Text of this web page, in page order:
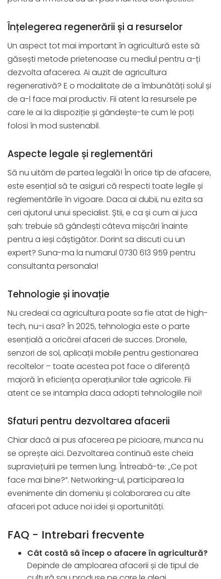
Înțelegerea regenerării și a resurselor
Un aspect tot mai important în agricultură este să
găsești metode prietenoase cu mediul pentru a-ți
dezvolta afacerea. Ai auzit de agricultura
regenerativă? E o modalitate de a îmbunătăți solul și
de a-l face mai productiv. Fii atent la resursele pe
care le ai la dispoziție și gândește-te cum le poți
folosi în mod sustenabil.
Aspecte legale și reglementări
Să nu uităm de partea legală! În orice tip de afacere,
este esențial să te asiguri că respecti toate legile și
reglementările în vigoare. Daca ai dubii, nu ezita sa
ceri ajutorul unui specialist. Știi, e ca și cum ai juca
șah: trebuie să gândești câteva mișcări înainte
pentru a ieși câștigător. Dorint sa discuti cu un
expert? Suna-ma la numarul 0730 613 959 pentru
consultanta personala!
Tehnologie și inovație
Nu credeai ca agricultura poate sa fie atat de high-
tech, nu-i asa? În 2025, tehnologia este o parte
esențială a oricărei afaceri de succes. Dronele,
senzori de sol, aplicații mobile pentru gestionarea
recoltelor – toate acestea pot face o diferență
majoră în eficiența operațiunilor tale agricole. Fii
atent ce se intampla daca adopti tehnologiile noi!
Sfaturi pentru dezvoltarea afacerii
Chiar dacă ai pus afacerea pe picioare, munca nu
se oprește aici. Dezvoltarea continuă este cheia
supraviețuirii pe termen lung. Întreabă-te: „Ce pot
face mai bine?”. Networking-ul, participarea la
evenimente din domeniu și colaborarea cu alte
afaceri pot aduce noi idei și oportunități.
FAQ - Intrebari frecvente
Cât costă să încep o afacere în agricultură?
Depinde de amploarea afacerii și de tipul de